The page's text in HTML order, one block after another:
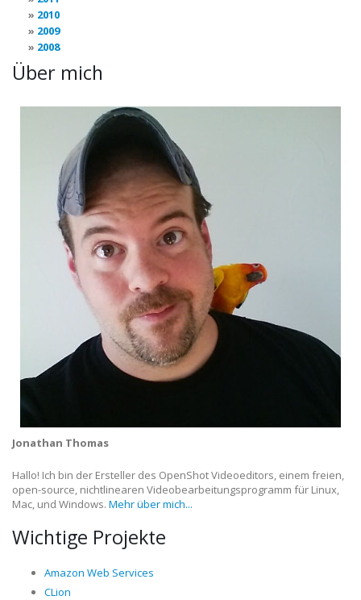
2010
2009
2008
Über mich
Jonathan Thomas
Hallo! Ich bin der Ersteller des OpenShot Videoeditors, einem freien,
open-source, nichtlinearen Videobearbeitungsprogramm für Linux,
Mac, und Windows. Mehr über mich...
Wichtige Projekte
Amazon Web Services
CLion